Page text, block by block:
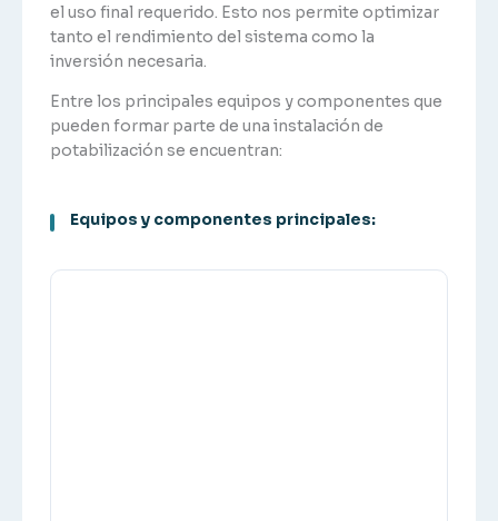
el uso final requerido. Esto nos permite optimizar
tanto el rendimiento del sistema como la
inversión necesaria.
Entre los principales equipos y componentes que
pueden formar parte de una instalación de
potabilización se encuentran:
Equipos y componentes principales: